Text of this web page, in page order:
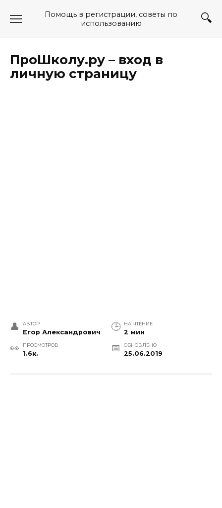
Помощь в регистрации, советы по
использованию
ПроШколу.ру – вход в
личную страницу
АВТОР
Егор Александрович
НА ЧТЕНИЕ
2 мин
ПРОСМОТРОВ
1.6к.
ОБНОВЛЕНО
25.06.2019